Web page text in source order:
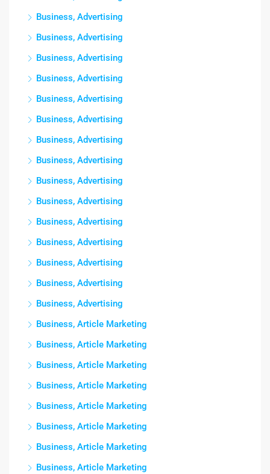
Business, Advertising
Business, Advertising
Business, Advertising
Business, Advertising
Business, Advertising
Business, Advertising
Business, Advertising
Business, Advertising
Business, Advertising
Business, Advertising
Business, Advertising
Business, Advertising
Business, Advertising
Business, Advertising
Business, Advertising
Business, Article Marketing
Business, Article Marketing
Business, Article Marketing
Business, Article Marketing
Business, Article Marketing
Business, Article Marketing
Business, Article Marketing
Business, Article Marketing